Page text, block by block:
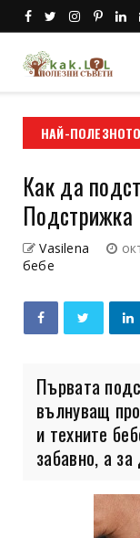
НАЙ-ПОЛЕЗНОТО
...
Как да
Подстрижка
Vasilena
бебе
Първата
вълнуващ
и техните
забавно, а